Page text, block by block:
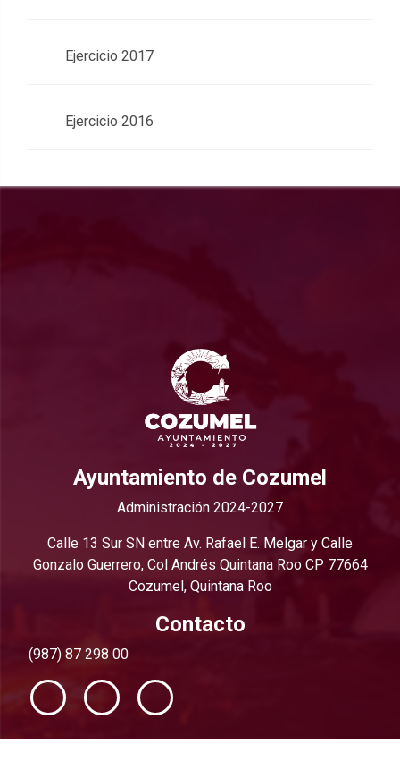
Ejercicio 2017
Ejercicio 2016
Ayuntamiento de Cozumel
Administración 2024-2027
Calle 13 Sur SN entre Av. Rafael E. Melgar y Calle
Gonzalo Guerrero, Col Andrés Quintana Roo CP 77664
Cozumel, Quintana Roo
Contacto
(987) 87 298 00